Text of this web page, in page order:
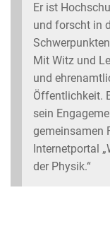
Er ist
und forscht in
Mit Witz und
und
Öffentlichkeit.
sein
gemeinsamen
Internetportal
der Physik.“